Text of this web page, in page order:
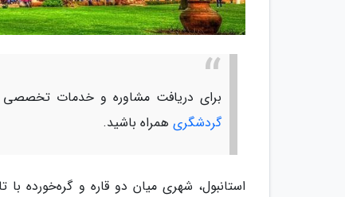
برای دریافت مشاوره و خدمات تخصصی
گردشگری همراه باشید.
استانبول، شهری میان دو قاره و گره‌خورده